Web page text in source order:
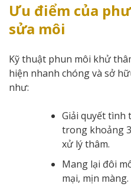
Ưu điểm của
sửa môi
Kỹ thuật phun môi khử
hiện nhanh chóng và sở
như:
Giải quyết tình
trong khoảng
xử lý thâm.
Mang lại đôi
mại, mịn màng.